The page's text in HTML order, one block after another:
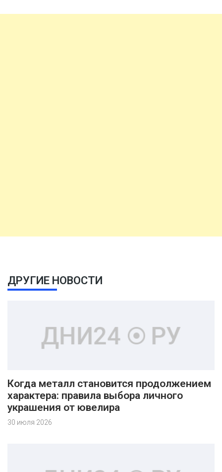
ДРУГИЕ НОВОСТИ
Когда металл становится продолжением
характера: правила выбора личного
украшения от ювелира
30 июля 2026